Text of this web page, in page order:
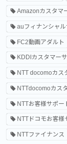
Amazonカスタマ
auフィナンシャル
FC2動画アダルト
KDDIカスタマー
NTT docomoカス
NTTdocomoカス
NTTお客様サポー
NTTドコモお客様
NTTファイナンス